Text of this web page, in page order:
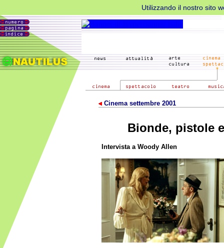
Utilizzando il nostro sito
Cinema settembre 2001
Bionde, pistole
Intervista a Woody Allen